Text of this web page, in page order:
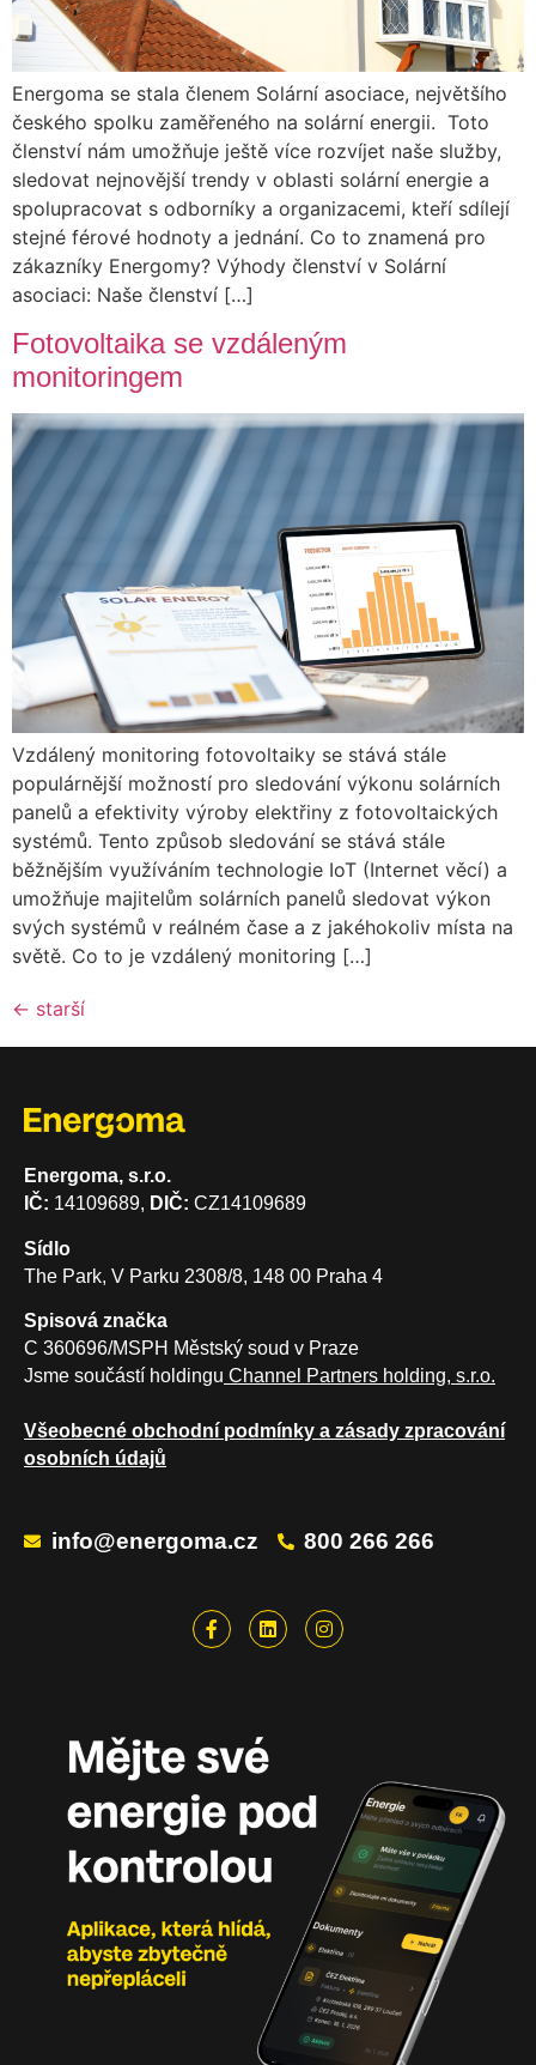
Energoma se stala členem Solární asociace, největšího
českého spolku zaměřeného na solární energii. Toto
členství nám umožňuje ještě více rozvíjet naše služby,
sledovat nejnovější trendy v oblasti solární energie a
spolupracovat s odborníky a organizacemi, kteří sdílejí
stejné férové hodnoty a jednání. Co to znamená pro
zákazníky Energomy? Výhody členství v Solární
asociaci: Naše členství […]
Fotovoltaika se vzdáleným
monitoringem
Vzdálený monitoring fotovoltaiky se stává stále
populárnější možností pro sledování výkonu solárních
panelů a efektivity výroby elektřiny z fotovoltaických
systémů. Tento způsob sledování se stává stále
běžnějším využíváním technologie IoT (Internet věcí) a
umožňuje majitelům solárních panelů sledovat výkon
svých systémů v reálném čase a z jakéhokoliv místa na
světě. Co to je vzdálený monitoring […]
← starší
Energoma, s.r.o.
IČ: 14109689, DIČ: CZ14109689
Sídlo
The Park, V Parku 2308/8, 148 00 Praha 4
Spisová značka
C 360696/MSPH Městský soud v Praze
Jsme součástí holdingu Channel Partners holding, s.r.o.
Všeobecné obchodní podmínky a zásady zpracování
osobních údajů
info@energoma.cz 800 266 266